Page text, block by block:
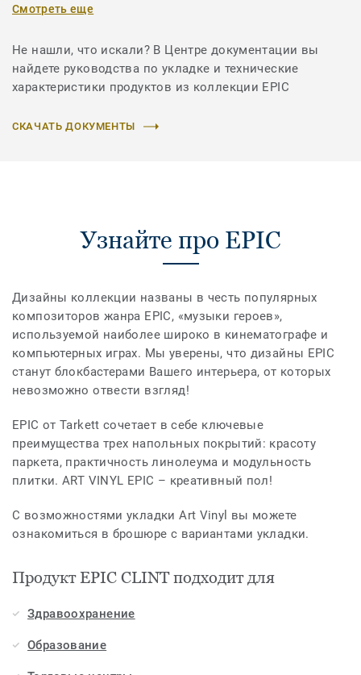
Смотреть еще
Не нашли, что искали? В Центре документации вы
найдете руководства по укладке и технические
характеристики продуктов из коллекции EPIC
СКАЧАТЬ ДОКУМЕНТЫ
Узнайте про EPIC
Дизайны коллекции названы в честь популярных
композиторов жанра EPIC, «музыки героев»,
используемой наиболее широко в кинематографе и
компьютерных играх. Мы уверены, что дизайны EPIC
станут блокбастерами Вашего интерьера, от которых
невозможно отвести взгляд!
EPIC от Tarkett сочетает в себе ключевые
преимущества трех напольных покрытий: красоту
паркета, практичность линолеума и модульность
плитки. ART VINYL EPIC – креативный пол!
С возможностями укладки Art Vinyl вы можете
ознакомиться в брошюре с вариантами укладки.
Продукт EPIC CLINT подходит для
Здравоохранение
Образование